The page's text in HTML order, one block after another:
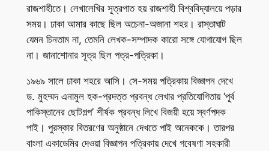
রাজশাহীতে। লেখালেখির সূত্রপাত হয় রাজশাহী বিশ্ববিদ্যালয়ে পড়ার
সময়। ঢাকা আমার কাছে ছিল অচেনা-অজানা শহর। রাস্তাঘাট
যেমন চিনতাম না, তেমনি লেখক-সম্পাদক কারো সঙ্গে যোগাযোগ ছিল
না। জানাশোনার সূত্র ছিল পত্র-পত্রিকা।
১৯৬৯ সালে ঢাকা শহরে আসি। সে-সময় পত্রিকায় বিজ্ঞাপন দেখে
ড. মুহম্মদ এনামুল হক-প্রদত্ত প্রবন্ধ লেখার প্রতিযোগিতায় ‘পূর্ব
পাকিস্তানের ছোটগল্প’ শীর্ষক প্রবন্ধ লিখে বিজয়ী হয়ে স্বর্ণপদক
পাই। পুরস্কার বিতরণের অনুষ্ঠানে দেখতে পাই অনেককে। তারপর
বাংলা একাডেমির দেওয়া বিজ্ঞাপন পত্রিকায় দেখে গবেষণা সহকারী